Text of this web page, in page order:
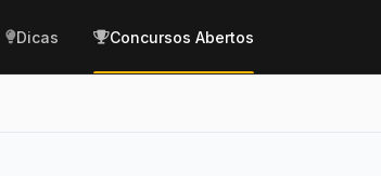
Dicas Concursos Abertos